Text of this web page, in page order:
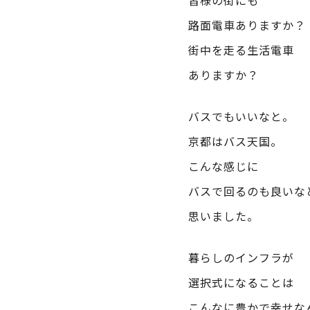
路面電車ありますか？
街中を走る生活電車
ありますか？
バスでもいいなと。
京都はバス天国。
こんな感じに
バスで回るのも良いな
思いました。
暮らしのインフラが
選択式になることは